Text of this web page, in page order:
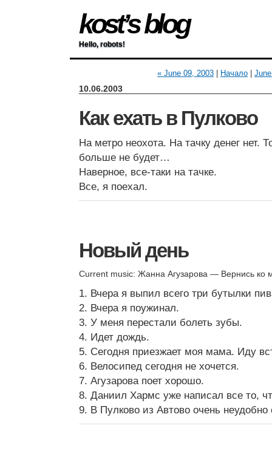
kost’s blog
Hello, robots!
« June 09, 2003 Начало
10.06.2003
Как ехать в Пулково
На метро неохота. На тачку денег нет.
больше не будет…
Наверное, все-таки на тачке.
Все, я поехал.
Новый день
Current music: Жанна Агузарова — Вернись ко
1. Вчера я выпил всего три бутылки
2. Вчера я поужинал.
3. У меня перестали болеть зубы.
4. Идет дождь.
5. Сегодня приезжает моя мама. Иду
6. Велосипед сегодня не хочется.
7. Агузарова поет хорошо.
8. Даниил Хармс уже написал все то,
9. В Пулково из Автово очень неудобно